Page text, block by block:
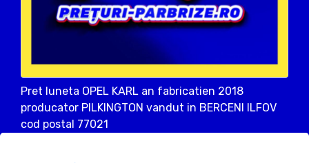
Pret luneta OPEL KARL an fabricatien 2018
producator PILKINGTON vandut in BERCENI ILFOV
cod postal 77021